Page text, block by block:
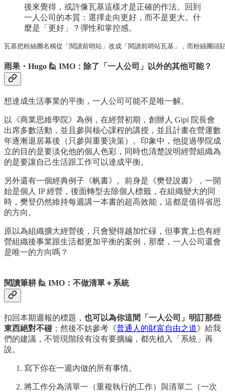
後來覺得，或許像瓦基這樣才是正確的作法。​回到
一人公司的本質：選擇走向更好，而不是更大。什
麼是「更好」？彈性和掌控感。
瓦基把粉絲團名稱從「閱讀前哨站」改成「閱讀前哨站瓦基」，而粉絲團
雨果・Hugo 🙋 IMO：除了「一人公司」以外的其他可能？
想達成生活事業的平衡，一人公司可能不是唯一解。
以《商業思維學院》為例，在經營初期，創辦人 Gipi 院長會
出席多數活動，並且參與核心課程的講授，並且計畫在營運數
年逐漸退居幕後（只參與重要決策）。印象中，他提過學院成
立的目的是要淡化他的個人色彩，同時也清楚說明經營組織為
的是要讓自己生活跟工作可以達成平衡。
另外還有一個經典例子《帆書》。前身是《樊登說書》，一開
始是個人 IP 經營，後面轉型去除個人標籤，在組織變大的同
時，樊登仍然維持每週講一本書的超高效能，這都是值得省思
的方向。
原以為組織擴大經營後，只會變得越加忙碌，但事實上也有經
營組織後事業跟生活都更加平衡的案例，那麼，一人公司還會
是唯一的方向嗎？
閱讀筆耕 🙋 IMO：不做清單＋系統
扣回本期週報的標題， 也可以為你這間「一人公司」明訂那些
東西絕對不碰 ；然後不妨參考《普通人的財富自由之道》給我
們的建議，不管現階段有沒有要擴編，都先植入「系統」再
說。
寫下你在一週內做的所有事情。
將工作分為清單一（重複執行的工作）與清單二（一次